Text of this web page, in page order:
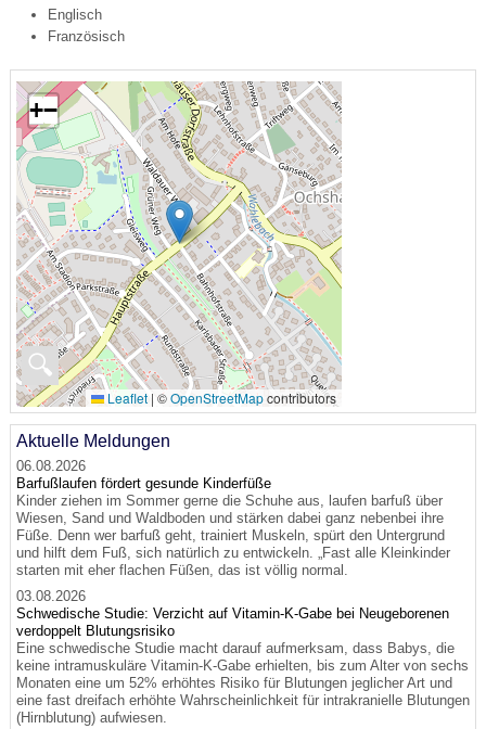
Englisch
Französisch
🔍
+−
Leaflet | ©OpenStreetMapcontributors
Aktuelle Meldungen
06.08.2026
Barfußlaufen fördert gesunde Kinderfüße
Kinder ziehen im Sommer gerne die Schuhe aus, laufen barfuß über
Wiesen, Sand und Waldboden und stärken dabei ganz nebenbei ihre
Füße. Denn wer barfuß geht, trainiert Muskeln, spürt den Untergrund
und hilft dem Fuß, sich natürlich zu entwickeln. „Fast alle Kleinkinder
starten mit eher flachen Füßen, das ist völlig normal.
03.08.2026
Schwedische Studie: Verzicht auf Vitamin-K-Gabe bei Neugeborenen
verdoppelt Blutungsrisiko
Eine schwedische Studie macht darauf aufmerksam, dass Babys, die
keine intramuskuläre Vitamin-K-Gabe erhielten, bis zum Alter von sechs
Monaten eine um 52% erhöhtes Risiko für Blutungen jeglicher Art und
eine fast dreifach erhöhte Wahrscheinlichkeit für intrakranielle Blutungen
(Hirnblutung) aufwiesen.